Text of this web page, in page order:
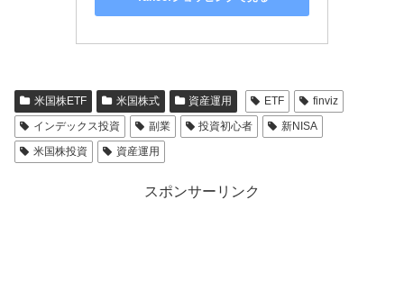
米国株ETF 米国株式 資産運用 ETF
finviz
インデックス投資
副業 投資初心者
新NISA
米国株投資
資産運用
スポンサーリンク